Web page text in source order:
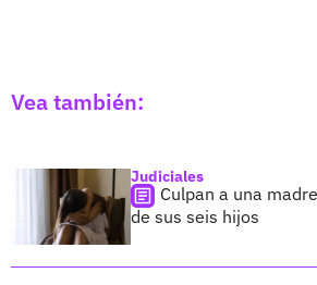
Vea también:
Judiciales
Culpan a una
de sus seis hijos